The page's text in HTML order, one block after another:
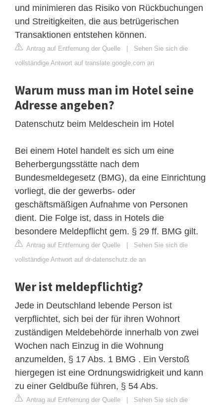
und minimieren das Risiko von Rückbuchungen
und Streitigkeiten, die aus betrügerischen
Transaktionen entstehen können.
Antrag auf Entfernung der Quelle | Sehen Sie sich die
vollständige Antwort auf translate.google.com an
Warum muss man im Hotel seine
Adresse angeben?
Datenschutz beim Meldeschein im Hotel
Bei einem Hotel handelt es sich um eine
Beherbergungsstätte nach dem
Bundesmeldegesetz (BMG), da eine Einrichtung
vorliegt, die der gewerbs- oder
geschäftsmäßigen Aufnahme von Personen
dient. Die Folge ist, dass in Hotels die
besondere Meldepflicht gem. § 29 ff. BMG gilt.
Antrag auf Entfernung der Quelle | Sehen Sie sich die
vollständige Antwort auf dr-datenschutz.de an
Wer ist meldepflichtig?
Jede in Deutschland lebende Person ist
verpflichtet, sich bei der für ihren Wohnort
zuständigen Meldebehörde innerhalb von zwei
Wochen nach Einzug in die Wohnung
anzumelden, § 17 Abs. 1 BMG . Ein Verstoß
hiergegen ist eine Ordnungswidrigkeit und kann
zu einer Geldbuße führen, § 54 Abs.
Antrag auf Entfernung der Quelle | Sehen Sie sich die